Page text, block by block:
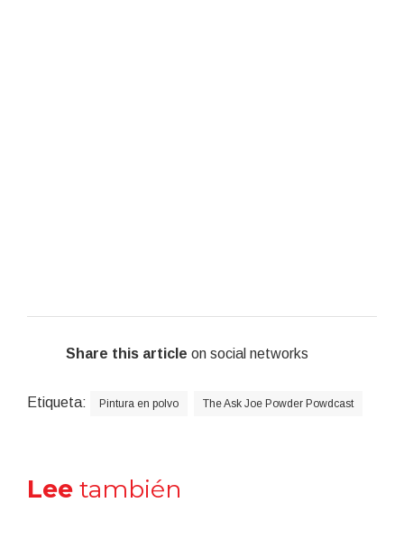
Share this article on social networks
Etiqueta: Pintura en polvo The Ask Joe Powder Powdcast
Lee también